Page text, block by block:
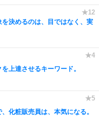
決めるのは、目ではなく、実
上達させるキーワード。
化粧販売員は、本気になる。